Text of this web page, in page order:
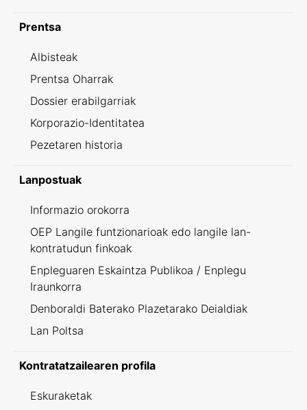
Prentsa
Albisteak
Prentsa Oharrak
Dossier erabilgarriak
Korporazio-Identitatea
Pezetaren historia
Lanpostuak
Informazio orokorra
OEP Langile funtzionarioak edo langile lan-
kontratudun finkoak
Enpleguaren Eskaintza Publikoa / Enplegu
Iraunkorra
Denboraldi Baterako Plazetarako Deialdiak
Lan Poltsa
Kontratatzailearen profila
Eskuraketak